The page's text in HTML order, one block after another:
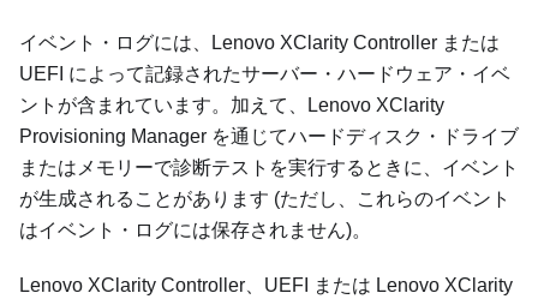
イベント・ログには、 Lenovo XClarity Controller または
UEFI によって記録されたサーバー・ハードウェア・イベ
ントが含まれています。加えて、
Lenovo XClarity
Provisioning Manager を通じてハードディスク・ドライブ
またはメモリーで診断テストを実行するときに、イベント
が生成されることがあります (ただし、これらのイベント
はイベント・ログには保存されません)。
Lenovo XClarity Controller 、UEFI または Lenovo XClarity